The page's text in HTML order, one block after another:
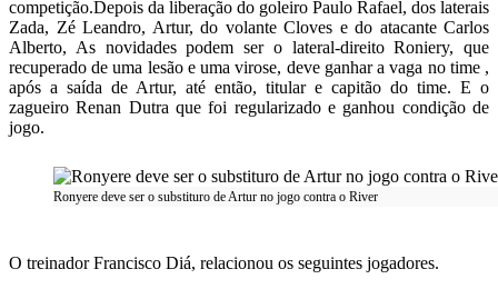
competição.Depois da liberação do goleiro Paulo Rafael, dos laterais
Zada, Zé Leandro, Artur, do volante Cloves e do atacante Carlos
Alberto, As novidades podem ser o lateral-direito Roniery, que
recuperado de uma lesão e uma virose, deve ganhar a vaga no time ,
após a saída de Artur, até então, titular e capitão do time. E o
zagueiro Renan Dutra que foi regularizado e ganhou condição de
jogo.
Ronyere deve ser o substituro de Artur no jogo contra o River
O treinador Francisco Diá, relacionou os seguintes jogadores.